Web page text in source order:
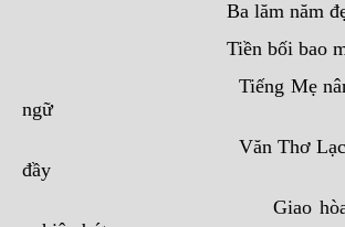
Ba lăm năm đẹp
Tiền bối bao mùa đã
Tiếng Mẹ nâng niu
ngữ
Văn Thơ Lạc Việt
đầy
Giao hòa chữ